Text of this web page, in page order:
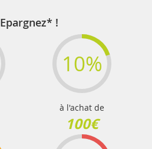
Epargnez* !
10%
à l'achat de
100€